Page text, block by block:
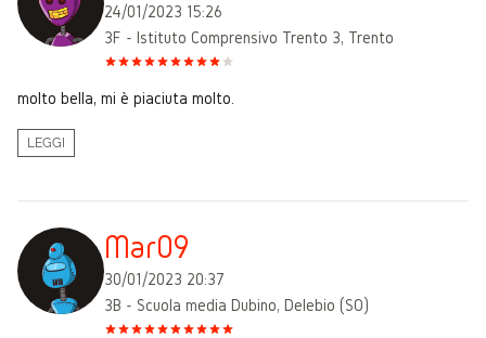
24/01/2023 15:26
3F - Istituto Comprensivo Trento 3, Trento
molto bella, mi è piaciuta molto.
LEGGI
Mar09
30/01/2023 20:37
3B - Scuola media Dubino, Delebio (SO)